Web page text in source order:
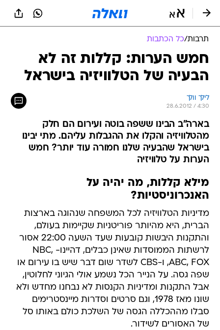
תרבות/כל הכתבות
חמש הערות: קללות זה לא
הבעיה של הטלוויזיה בישראל
לילך וולך
28.6.2012 / 4:30
בארה"ב הבינו ששפה בוטה ועירום הם חלק
מהטלוויזיה והקלו את ההגבלות עליהם. מתי יבינו
בישראל שהבעיה שלנו חמורה עוד יותר? חמש
הערות על טלוויזיה
מילא קללות, מה יהיה על
האנכרוניסטיות?
מדיניות הטלוויזיה לכל המשפחה שנהוגה בארצות
הברית, היא מהיותר פוריטניות שקיימות בעולם,
והתקנות היבשות קובעות שעד השעה 22:00 אסור
לרשתות הממוסדות שאינן כבלים, דהיינו- NBC,
ABC, FOX, ו-CBS לשדר שום דבר שיש בו עירום או
שפה גסה. על הנייר הכל נשמע אולי הגיוני לחלוטין,
אבל התקנות ומדיניות הקנסות לא נבחנו מחדש ולא
שונו מאז 1978, וגם סרטים וסדרות מיינסטרימים
סבלו מההכללה הגסה של השלכת כולם באותו סל
של האסורים לשידור.